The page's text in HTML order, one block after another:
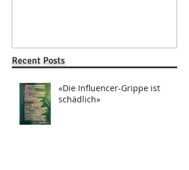
Recent Posts
«Die Influencer-Grippe ist
schädlich»